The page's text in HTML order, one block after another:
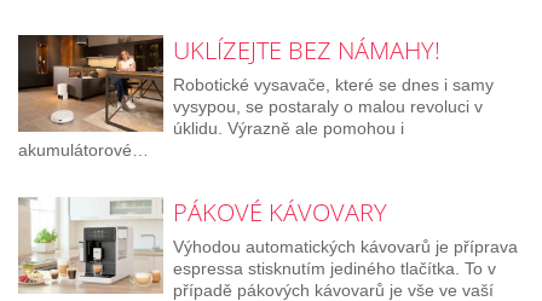
UKLÍZEJTE BEZ NÁMAHY!
Robotické vysavače, které se dnes i samy
vysypou, se postaraly o malou revoluci v
úklidu. Výrazně ale pomohou i
akumulátorové…
PÁKOVÉ KÁVOVARY
Výhodou automatických kávovarů je příprava
espressa stisknutím jediného tlačítka. To v
případě pákových kávovarů je vše ve vaší